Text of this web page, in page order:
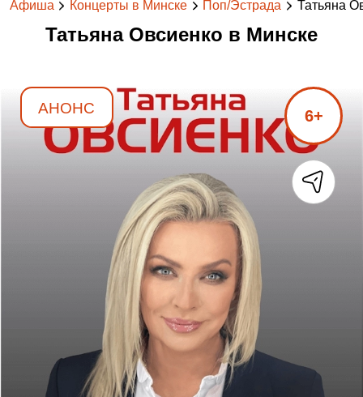
Афиша Концерты в Минске Поп/Эстрада Татьяна
Татьяна Овсиенко в Минске
АНОНС 6+